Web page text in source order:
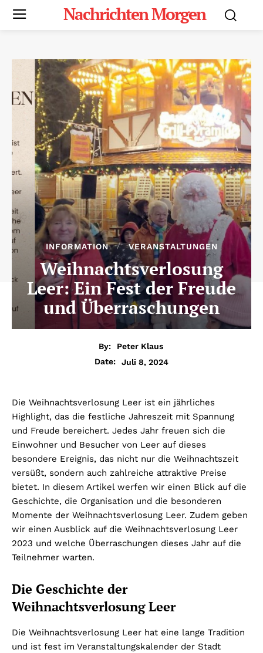
Nachrichten Morgen
INFORMATION VERANSTALTUNGEN
Weihnachtsverlosung
Leer: Ein Fest der Freude
und Überraschungen
By:
Peter Klaus
Date:
Juli 8, 2024
Die Weihnachtsverlosung Leer ist ein jährliches
Highlight, das die festliche Jahreszeit mit Spannung
und Freude bereichert. Jedes Jahr freuen sich die
Einwohner und Besucher von Leer auf dieses
besondere Ereignis, das nicht nur die Weihnachtszeit
versüßt, sondern auch zahlreiche attraktive Preise
bietet. In diesem Artikel werfen wir einen Blick auf die
Geschichte, die Organisation und die besonderen
Momente der Weihnachtsverlosung Leer. Zudem geben
wir einen Ausblick auf die Weihnachtsverlosung Leer
2023 und welche Überraschungen dieses Jahr auf die
Teilnehmer warten.
Die Geschichte der
Weihnachtsverlosung Leer
Die Weihnachtsverlosung Leer hat eine lange Tradition
und ist fest im Veranstaltungskalender der Stadt